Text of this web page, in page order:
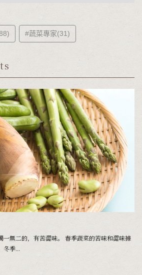
#蔬菜專家(31)
一無二的，有苦澀味。 春季蔬菜的苦味和澀味據
冬季...